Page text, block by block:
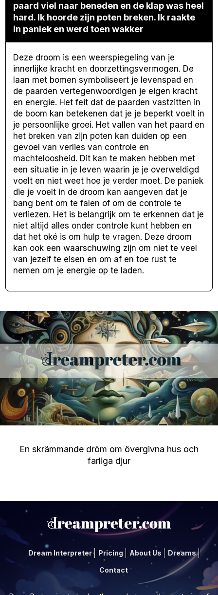
paard viel naar beneden en de klap was heel
hard. Ik hoorde zijn poten breken. Ik raakte
in paniek en werd toen wakker
Deze droom is een weerspiegeling van je
innerlijke kracht en doorzettingsvermogen. De
laan met bomen symboliseert je levenspad en
de paarden vertegenwoordigen je eigen kracht
en energie. Het feit dat de paarden vastzitten in
de boom kan betekenen dat je je beperkt voelt in
je persoonlijke groei. Het vallen van het paard en
het breken van zijn poten kan duiden op een
gevoel van verlies van controle en
machteloosheid. Dit kan te maken hebben met
een situatie in je leven waarin je je overweldigd
voelt en niet weet hoe je verder moet. De paniek
die je voelt in de droom kan aangeven dat je
bang bent om te falen of om de controle te
verliezen. Het is belangrijk om te erkennen dat je
niet altijd alles onder controle kunt hebben en
dat het oké is om hulp te vragen. Deze droom
kan ook een waarschuwing zijn om niet te veel
van jezelf te eisen en om af en toe rust te
nemen om je energie op te laden.
En skrämmande dröm om övergivna hus och
farliga djur
Dream Interpreter Pricing About Us Dreams
Contact